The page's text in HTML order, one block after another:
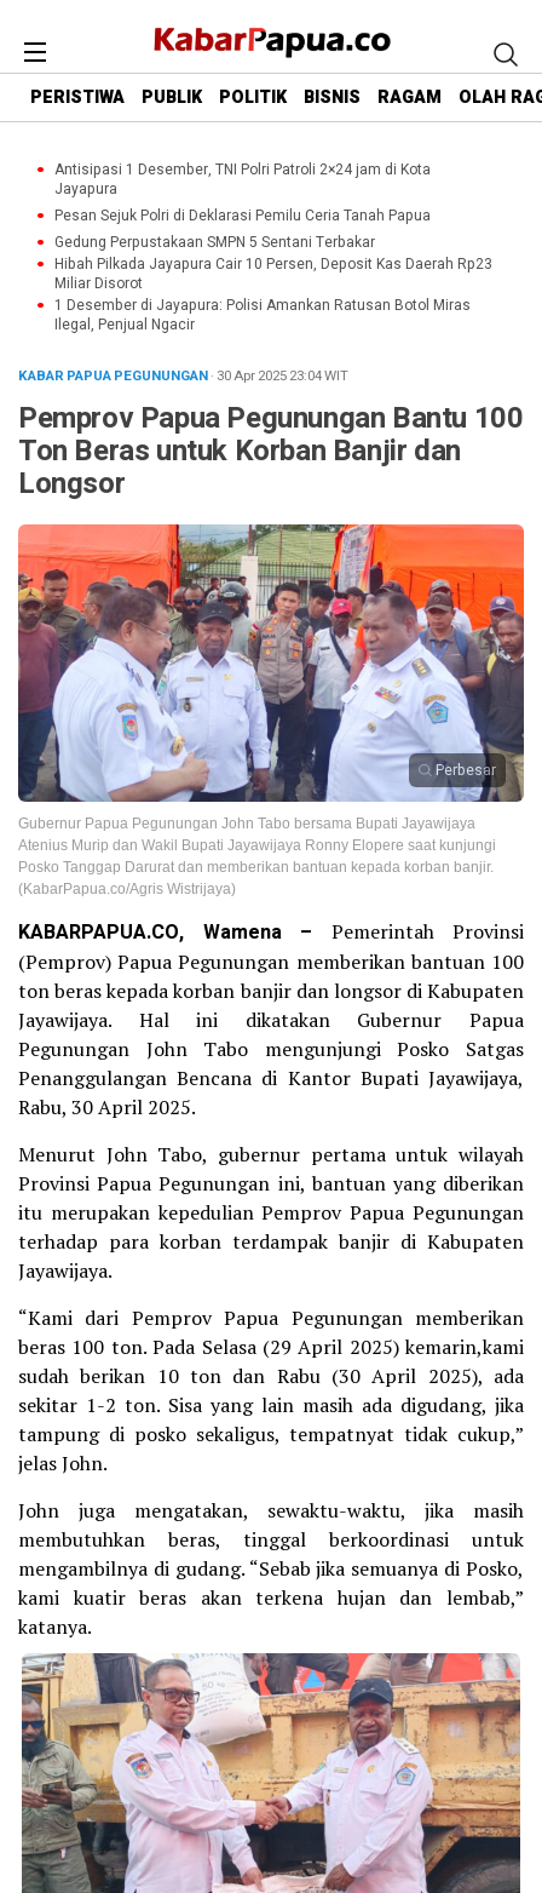
PERISTIWA PUBLIK POLITIK BISNIS RAGAM OLAH
Antisipasi 1 Desember, TNI Polri Patroli 2×24 jam di Kota
Jayapura
Pesan Sejuk Polri di Deklarasi Pemilu Ceria Tanah Papua
Gedung Perpustakaan SMPN 5 Sentani Terbakar
Hibah Pilkada Jayapura Cair 10 Persen, Deposit Kas Daerah Rp23
Miliar Disorot
1 Desember di Jayapura: Polisi Amankan Ratusan Botol Miras
Ilegal, Penjual Ngacir
KABAR PAPUA PEGUNUNGAN· 30 Apr 202523:04WIT
Pemprov Papua Pegunungan Bantu 100
Ton Beras untuk Korban Banjir dan
Longsor
Perbesar
Gubernur Papua Pegunungan John Tabo bersama Bupati Jayawijaya
Atenius Murip dan Wakil Bupati Jayawijaya Ronny Elopere saat kunjungi
Posko Tanggap Darurat dan memberikan bantuan kepada korban banjir.
(KabarPapua.co/Agris Wistrijaya)
KABARPAPUA.CO, Wamena – Pemerintah Provinsi
(Pemprov) Papua Pegunungan memberikan bantuan 100
ton beras kepada korban banjir dan longsor di Kabupaten
Jayawijaya. Hal ini dikatakan Gubernur Papua
Pegunungan John Tabo mengunjungi Posko Satgas
Penanggulangan Bencana di Kantor Bupati Jayawijaya,
Rabu, 30 April 2025.
Menurut John Tabo, gubernur pertama untuk wilayah
Provinsi Papua Pegunungan ini, bantuan yang diberikan
itu merupakan kepedulian Pemprov Papua Pegunungan
terhadap para korban terdampak banjir di Kabupaten
Jayawijaya.
“Kami dari Pemprov Papua Pegunungan memberikan
beras 100 ton. Pada Selasa (29 April 2025) kemarin,kami
sudah berikan 10 ton dan Rabu (30 April 2025), ada
sekitar 1-2 ton. Sisa yang lain masih ada digudang, jika
tampung di posko sekaligus, tempatnyat tidak cukup,”
jelas John.
John juga mengatakan, sewaktu-waktu, jika masih
membutuhkan beras, tinggal berkoordinasi untuk
mengambilnya di gudang. “Sebab jika semuanya di Posko,
kami kuatir beras akan terkena hujan dan lembab,”
katanya.